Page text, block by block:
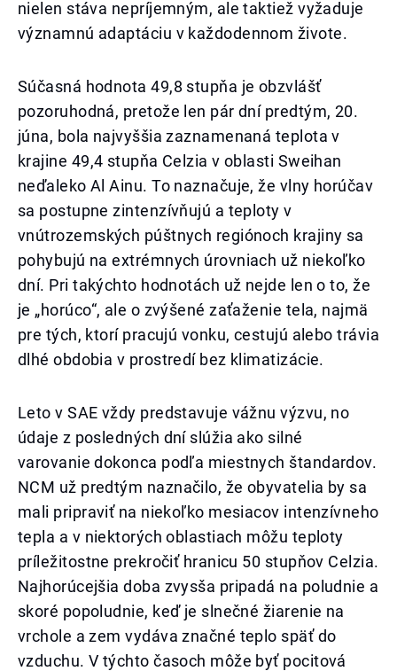
nielen stáva nepríjemným, ale taktiež vyžaduje
významnú adaptáciu v každodennom živote.
Súčasná hodnota 49,8 stupňa je obzvlášť
pozoruhodná, pretože len pár dní predtým, 20.
júna, bola najvyššia zaznamenaná teplota v
krajine 49,4 stupňa Celzia v oblasti Sweihan
neďaleko Al Ainu. To naznačuje, že vlny horúčav
sa postupne zintenzívňujú a teploty v
vnútrozemských púštnych regiónoch krajiny sa
pohybujú na extrémnych úrovniach už niekoľko
dní. Pri takýchto hodnotách už nejde len o to, že
je „horúco“, ale o zvýšené zaťaženie tela, najmä
pre tých, ktorí pracujú vonku, cestujú alebo trávia
dlhé obdobia v prostredí bez klimatizácie.
Leto v SAE vždy predstavuje vážnu výzvu, no
údaje z posledných dní slúžia ako silné
varovanie dokonca podľa miestnych štandardov.
NCM už predtým naznačilo, že obyvatelia by sa
mali pripraviť na niekoľko mesiacov intenzívneho
tepla a v niektorých oblastiach môžu teploty
príležitostne prekročiť hranicu 50 stupňov Celzia.
Najhorúcejšia doba zvysša pripadá na poludnie a
skoré popoludnie, keď je slnečné žiarenie na
vrchole a zem vydáva značné teplo späť do
vzduchu. V týchto časoch môže byť pocitová